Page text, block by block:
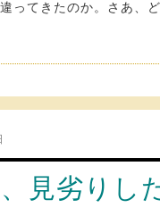
ってきたのか。さあ、
見劣りし